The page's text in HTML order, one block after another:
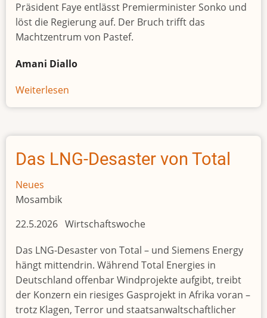
Präsident Faye entlässt Premierminister Sonko und
löst die Regierung auf. Der Bruch trifft das
Machtzentrum von Pastef.
Amani Diallo
Weiterlesen
Senegal
vor
einem
politischen
Das LNG-Desaster von Total
Neues
Mosambik
22.5.2026 Wirtschaftswoche
Das LNG-Desaster von Total – und Siemens Energy
hängt mittendrin. Während Total Energies in
Deutschland offenbar Windprojekte aufgibt, treibt
der Konzern ein riesiges Gasprojekt in Afrika voran –
trotz Klagen, Terror und staatsanwaltschaftlicher